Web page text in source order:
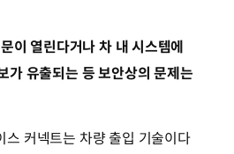
이 열린다거나 차 내 시스템에
가 유출되는 등 보안상의 문제는
스 커넥트는 차량 출입 기술이다